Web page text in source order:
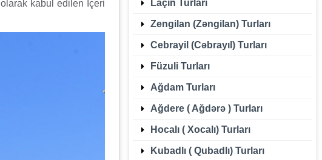
olarak kabul edilen İçeri
Laçın Turları
Zengilan (Zəngilan) Turları
Cebrayil (Cəbrayıl) Turları
Füzuli Turları
Ağdam Turları
Ağdere ( Ağdərə ) Turları
Hocalı ( Xocalı) Turları
Kubadlı ( Qubadlı) Turları